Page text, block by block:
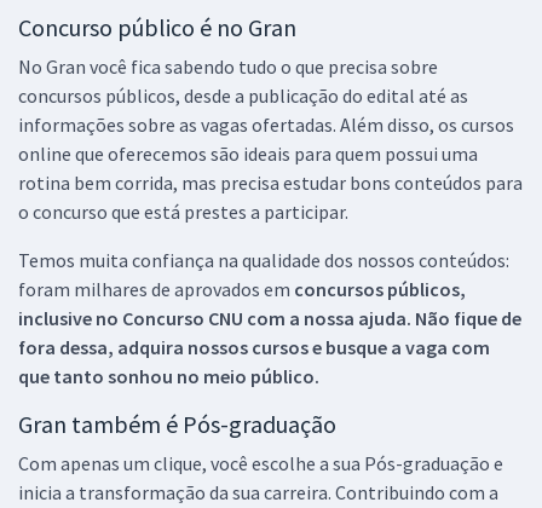
Concurso público é no Gran
No Gran você fica sabendo tudo o que precisa sobre
concursos públicos, desde a publicação do edital até as
informações sobre as vagas ofertadas. Além disso, os cursos
online que oferecemos são ideais para quem possui uma
rotina bem corrida, mas precisa estudar bons conteúdos para
o concurso que está prestes a participar.
Temos muita confiança na qualidade dos nossos conteúdos:
foram milhares de aprovados em concursos públicos,
inclusive no Concurso CNU com a nossa ajuda. Não fique de
fora dessa, adquira nossos cursos e busque a vaga com
que tanto sonhou no meio público.
Gran também é Pós-graduação
Com apenas um clique, você escolhe a sua Pós-graduação e
inicia a transformação da sua carreira. Contribuindo com a